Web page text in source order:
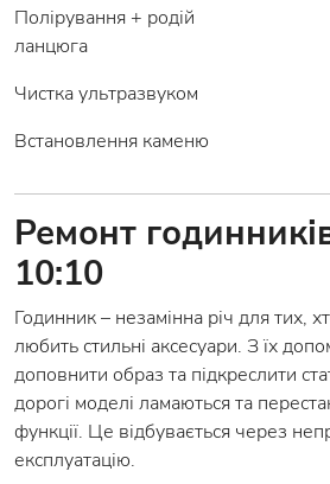
Полірування + родій
ланцюга
Чистка ультразвуком
Встановлення каменю
Ремонт
10:10
Годинник – незамінна річ для тих,
любить стильні аксесуари. З їх
доповнити образ та підкреслити
дорогі моделі ламаються та
функції. Це відбувається через
експлуатацію.